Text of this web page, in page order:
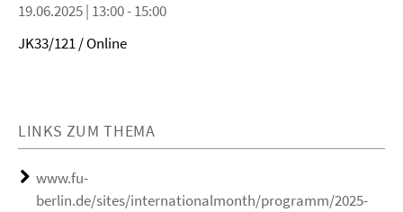
19.06.2025 | 13:00 - 15:00
JK33/121 / Online
LINKS ZUM THEMA
www.fu-
berlin.de/sites/internationalmonth/programm/2025-